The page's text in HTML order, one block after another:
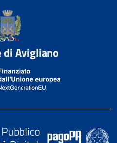
di Avigliano